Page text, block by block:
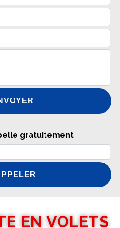
gratuitement
EN VOLETS